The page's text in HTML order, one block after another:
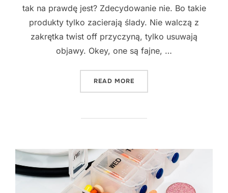
tak na prawdę jest? Zdecydowanie nie. Bo takie
produkty tylko zacierają ślady. Nie walczą z
zakrętka twist off przyczyną, tylko usuwają
objawy. Okey, one są fajne, …
READ MORE